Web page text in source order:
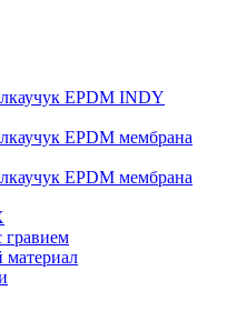
EPDM INDY
EPDM мембрана
EPDM мембрана
гравием
материал